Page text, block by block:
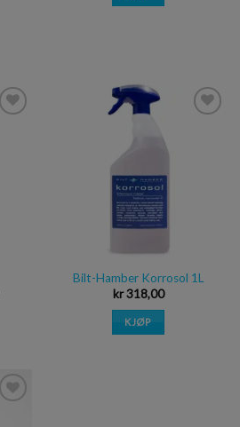
Bilt-Hamber Korrosol 1L
kr318,00
KJØP